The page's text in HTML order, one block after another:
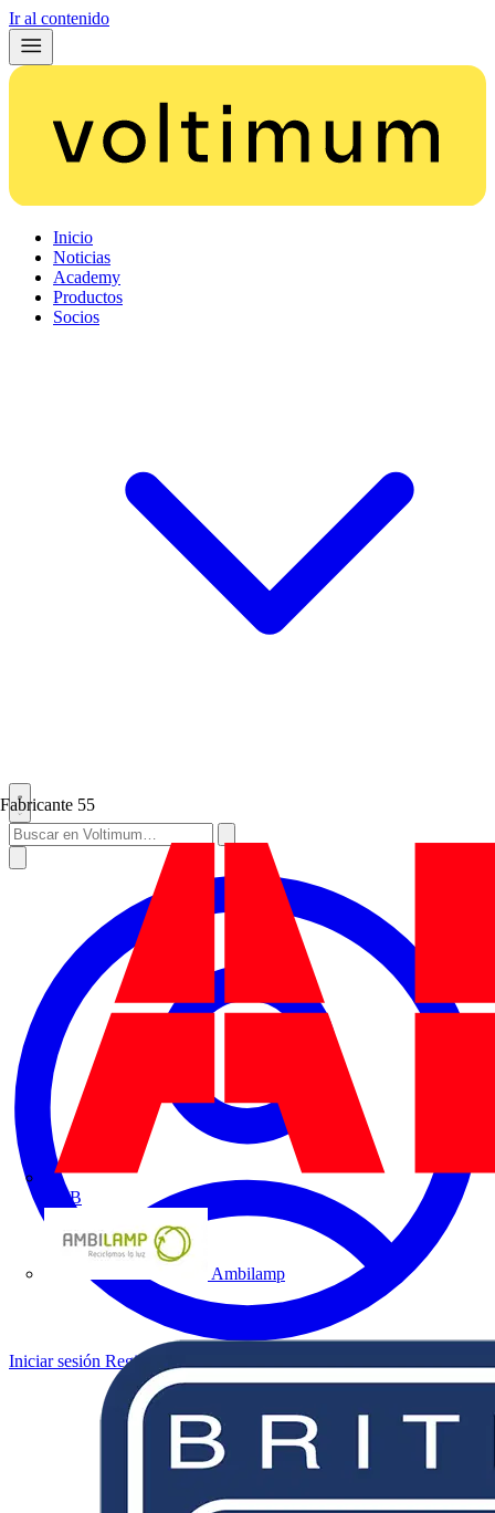
Ir al contenido
Inicio
Noticias
Academy
Productos
Socios
Fabricante 55
ABB
Ambilamp
Iniciar sesión Registrarse